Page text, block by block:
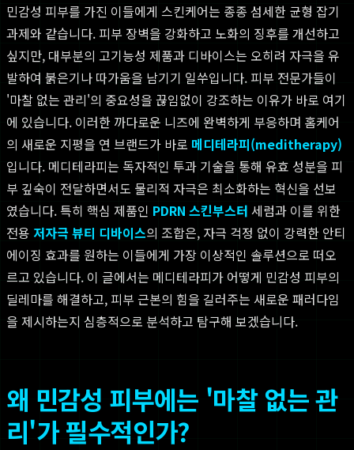
민감성 피부를 가진 이들에게 스킨케어는 종종 섬세한 균형 잡기
과제와 같습니다. 피부 장벽을 강화하고 노화의 징후를 개선하고
싶지만, 대부분의 고기능성 제품과 디바이스는 오히려 자극을 유
발하여 붉은기나 따가움을 남기기 일쑤입니다. 피부 전문가들이
'마찰 없는 관리'의 중요성을 끊임없이 강조하는 이유가 바로 여기
에 있습니다. 이러한 까다로운 니즈에 완벽하게 부응하며 홈케어
의 새로운 지평을 연 브랜드가 바로 메디테라피(meditherapy)
입니다. 메디테라피는 독자적인 투과 기술을 통해 유효 성분을 피
부 깊숙이 전달하면서도 물리적 자극은 최소화하는 혁신을 선보
였습니다. 특히 핵심 제품인 PDRN 스킨부스터 세럼과 이를 위한
전용 저자극 뷰티 디바이스의 조합은, 자극 걱정 없이 강력한 안티
에이징 효과를 원하는 이들에게 가장 이상적인 솔루션으로 떠오
르고 있습니다. 이 글에서는 메디테라피가 어떻게 민감성 피부의
딜레마를 해결하고, 피부 근본의 힘을 길러주는 새로운 패러다임
을 제시하는지 심층적으로 분석하고 탐구해 보겠습니다.
왜 민감성 피부에는 '마찰 없는 관
리'가 필수적인가?